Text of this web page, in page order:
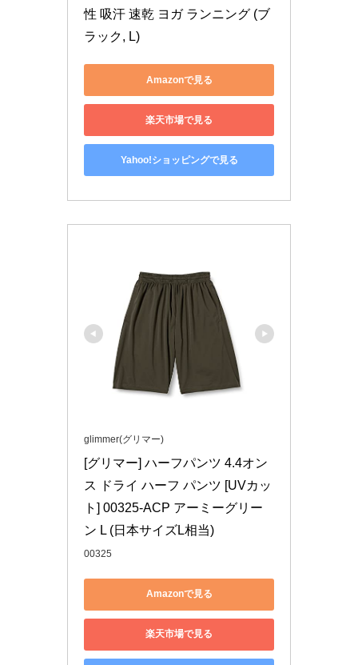
性 吸汗 速乾 ヨガ ランニング (ブ
ラック, L)
Amazonで見る
楽天市場で見る
Yahoo!ショッピングで見る
glimmer(グリマー)
[グリマー] ハーフパンツ 4.4オン
ス ドライ ハーフ パンツ [UVカッ
ト] 00325-ACP アーミーグリー
ン L (日本サイズL相当)
00325
Amazonで見る
楽天市場で見る